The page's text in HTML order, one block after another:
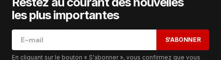
les plus importantes
S'ABONNER
En cliquant sur le bouton « S'abonner », vous confirmez que vous